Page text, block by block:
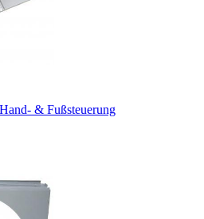
& Fußsteuerung